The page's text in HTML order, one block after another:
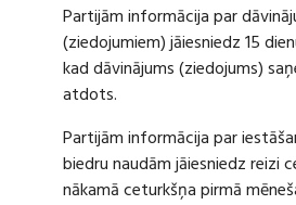
Partijām informācija par
(ziedojumiem) jāiesniedz 15
kad dāvinājums (ziedojums)
atdots.
Partijām informācija par
biedru naudām jāiesniedz reizi
nākamā ceturkšņa pirmā